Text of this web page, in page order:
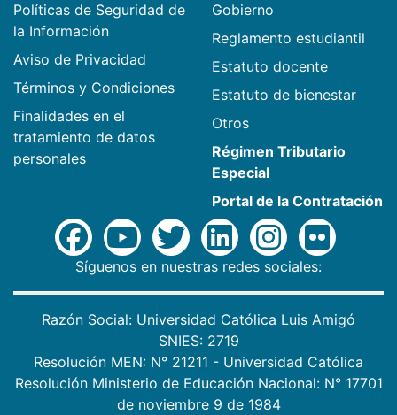
Políticas de Seguridad de
la Información
Aviso de Privacidad
Términos y Condiciones
Finalidades en el
tratamiento de datos
personales
Gobierno
Reglamento estudiantil
Estatuto docente
Estatuto de bienestar
Otros
Régimen Tributario
Especial
Portal de la Contratación
Síguenos en nuestras redes sociales:
Razón Social: Universidad Católica Luis Amigó
SNIES: 2719
Resolución MEN: N° 21211 - Universidad Católica
Resolución Ministerio de Educación Nacional: N° 17701
de noviembre 9 de 1984